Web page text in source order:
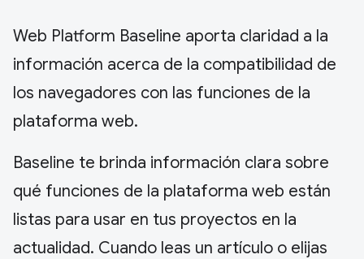
Web Platform Baseline aporta claridad a la
información acerca de la compatibilidad de
los navegadores con las funciones de la
plataforma web.
Baseline te brinda información clara sobre
qué funciones de la plataforma web están
listas para usar en tus proyectos en la
actualidad. Cuando leas un artículo o elijas